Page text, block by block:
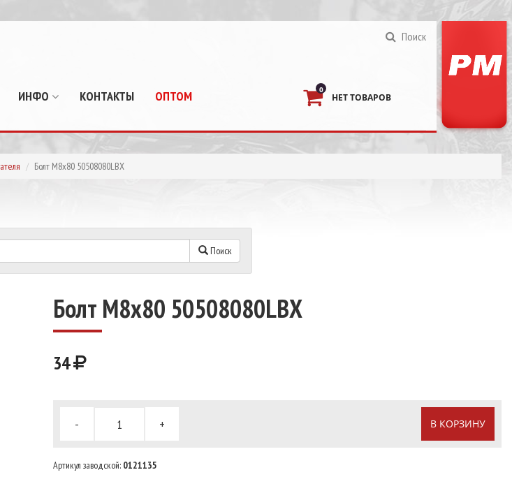
Поиск
ИНФО КОНТАКТЫ ОПТОМ 0
НЕТ ТОВАРОВ
Болт М8х80 50508080LBX
Поиск
Болт М8х80 50508080LBX
34
- + В КОРЗИНУ
Артикул заводской: 0121135